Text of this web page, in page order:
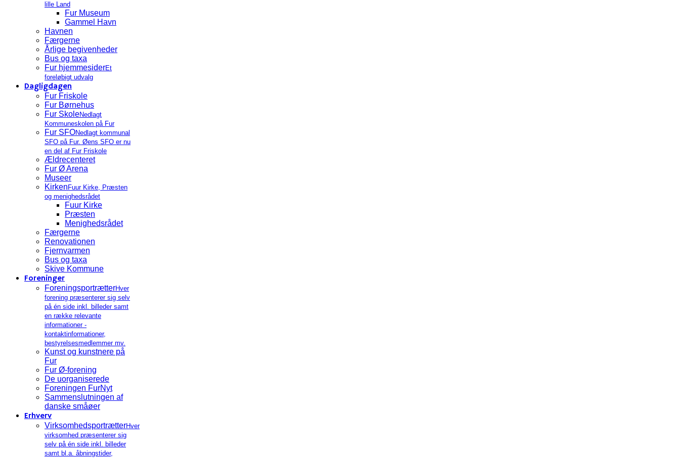
lille Land
Fur Museum
Gammel Havn
Havnen
Færgerne
Årlige begivenheder
Bus og taxa
Fur hjemmesiderEt
foreløbigt udvalg
Dagligdagen
Fur Friskole
Fur Børnehus
Fur SkoleNedlagt
Kommuneskolen på Fur
Fur SFONedlagt kommunal
SFO på Fur. Øens SFO er nu
en del af Fur Friskole
Ældrecenteret
Fur Ø Arena
Museer
Kirken Fuur Kirke, Præsten
og menighedsrådet
Fuur Kirke
Præsten
Menighedsrådet
Færgerne
Renovationen
Fjernvarmen
Bus og taxa
Skive Kommune
Foreninger
ForeningsportrætterHver
forening præsenterer sig selv
på én side inkl. billeder samt
en række relevante
informationer -
kontaktinformationer,
bestyrelsesmedlemmer mv.
Kunst og kunstnere på
Fur
Fur Ø-forening
De uorganiserede
Foreningen FurNyt
Sammenslutningen af
danske småøer
Erhverv
VirksomhedsportrætterHver
virksomhed præsenterer sig
selv på én side inkl. billeder
samt bl.a. åbningstider,